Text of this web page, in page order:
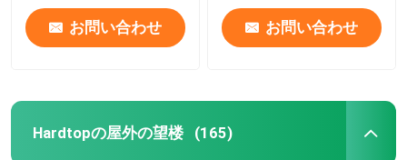
お問い合わせ お問い合わせ
Hardtopの屋外の望楼 (165)